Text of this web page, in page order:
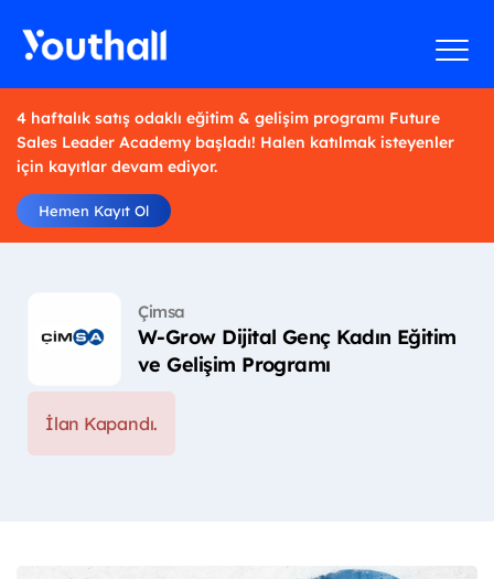
4 haftalık satış odaklı eğitim & gelişim programı Future
Sales Leader Academy başladı! Halen katılmak isteyenler
için kayıtlar devam ediyor.
Hemen Kayıt Ol
Çimsa
W-Grow Dijital Genç Kadın Eğitim
ve Gelişim Programı
İlan Kapandı.